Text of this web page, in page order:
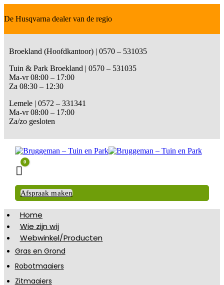
De Husqvarna dealer van de regio
Broekland (Hoofdkantoor) | 0570 – 531035
Tuin & Park Broekland | 0570 – 531035
Ma-vr 08:00 – 17:00
Za 08:30 – 12:30
Lemele | 0572 – 331341
Ma-vr 08:00 – 17:00
Za/zo gesloten
Winkelwagen
0
Afspraak maken
Home
Wie zijn wij
Webwinkel/Producten
Gras en Grond
Robotmaaiers
Zitmaaiers